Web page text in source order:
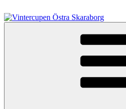
till
innehåll
Vintercupen Östra Skaraborg